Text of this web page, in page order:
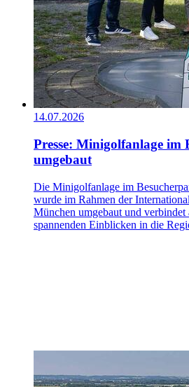
14.07.2026
Presse: Minigolfanlage im
umgebaut
Die Minigolfanlage im
wurde im Rahmen der
München umgebaut und
spannenden Einblicken in die